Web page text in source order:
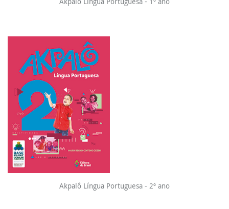
Akpalô Língua Portuguesa - 2º ano